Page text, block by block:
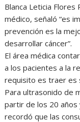
Blanca Leticia
médico, señaló “es
prevención es la
desarrollar cáncer”.
El área médica
a los pacientes a la
requisito es traer es
Para ultrasonido de
partir de los 20
recordó que las